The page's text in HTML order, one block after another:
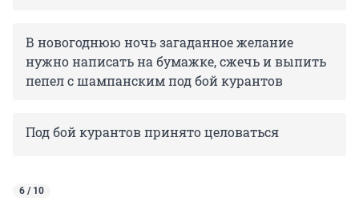
В новогоднюю ночь загаданное желание
нужно написать на бумажке, сжечь и выпить
пепел с шампанским под бой курантов
Под бой курантов принято целоваться
6 / 10